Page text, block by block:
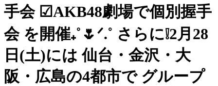
手会 ☑︎AKB48劇場で個別握手
会 を開催₊˚🌷ᐟ.˚ さらに❕2月28
日(土)には 仙台・金沢・大
阪・広島の4都市で グループ